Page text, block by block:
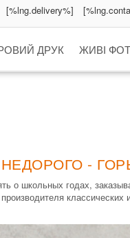
[%lng.delivery%]
ДРУК ЖИВІ
-
о школьных годах,